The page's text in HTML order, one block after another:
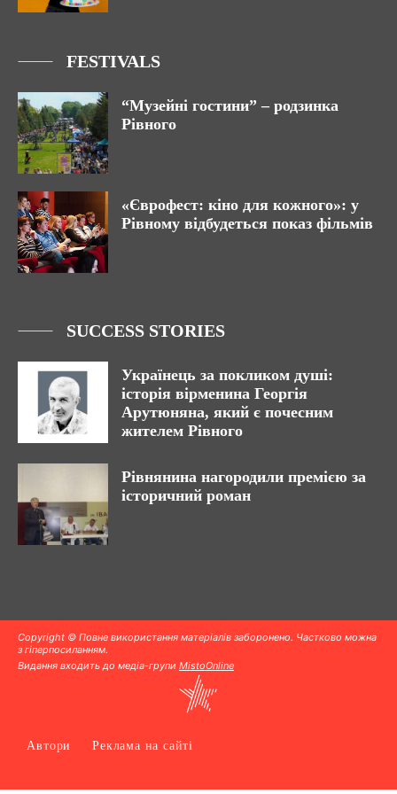
FESTIVALS
“Музейні гостини” – родзинка
Рівного
«Єврофест: кіно для кожного»: у
Рівному відбудеться показ фільмів
SUCCESS STORIES
Українець за покликом душі:
історія вірменина Георгія
Арутюняна, який є почесним
жителем Рівного
Рівнянина нагородили премією за
історичний роман
Copyright © Повне використання матеріалів заборонено. Частково можна
з гіперпосиланням.
Видання входить до медіа-групи MistoOnline
Автори Реклама на сайті